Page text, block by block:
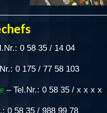
0 58 35 / 14 04
0 175 / 77 58 103
– Tel.Nr.: 0 58 35 / x x x x
0 58 35 / 988 99 78